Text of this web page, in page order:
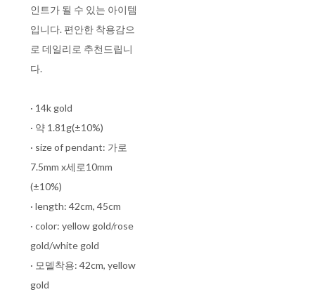
인트가 될 수 있는 아이템
입니다. 편안한 착용감으
로 데일리로 추천드립니
다.
· 14k gold
· 약 1.81g(±10%)
· size of pendant: 가로
7.5mm x세로10mm
(±10%)
· length: 42cm, 45cm
· color: yellow gold/rose
gold/white gold
· 모델착용: 42cm, yellow
gold